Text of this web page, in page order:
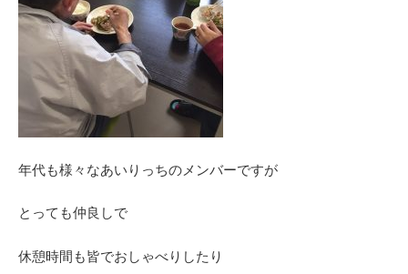
年代も様々なあいりっちのメンバーですが
とっても仲良しで
休憩時間も皆でおしゃべりしたり